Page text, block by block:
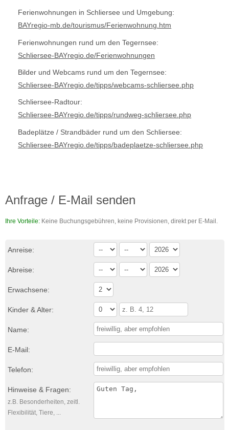
Ferienwohnungen in Schliersee und Umgebung:
BAYregio-mb.de/tourismus/Ferienwohnung.htm
Ferienwohnungen rund um den Tegernsee:
Schliersee-BAYregio.de/Ferienwohnungen
Bilder und Webcams rund um den Tegernsee:
Schliersee-BAYregio.de/tipps/webcams-schliersee.php
Schliersee-Radtour:
Schliersee-BAYregio.de/tipps/rundweg-schliersee.php
Badeplätze / Strandbäder rund um den Schliersee:
Schliersee-BAYregio.de/tipps/badeplaetze-schliersee.php
Anfrage / E-Mail senden
Ihre Vorteile: Keine Buchungsgebühren, keine Provisionen, direkt per E-Mail.
Anreise:
Abreise:
Erwachsene:
Kinder & Alter:
Name:
E-Mail:
Telefon:
Hinweise & Fragen:
z.B. Besonderheiten, zeitl.
Flexibilität, Tiere, ...